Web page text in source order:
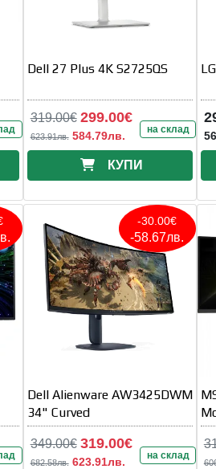
Dell 27 Plus 4K S2725QS
319.00€ 299.00€
623.91лв. 584.79лв. на склад
КУПИ
-30.00€
-58.67лв.
Dell Alienware AW3425DWM
34" Curved
349.00€ 319.00€
682.58лв. 623.91лв. на склад